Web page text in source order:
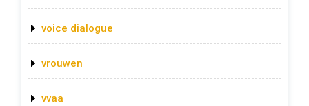
voice dialogue
vrouwen
vvaa